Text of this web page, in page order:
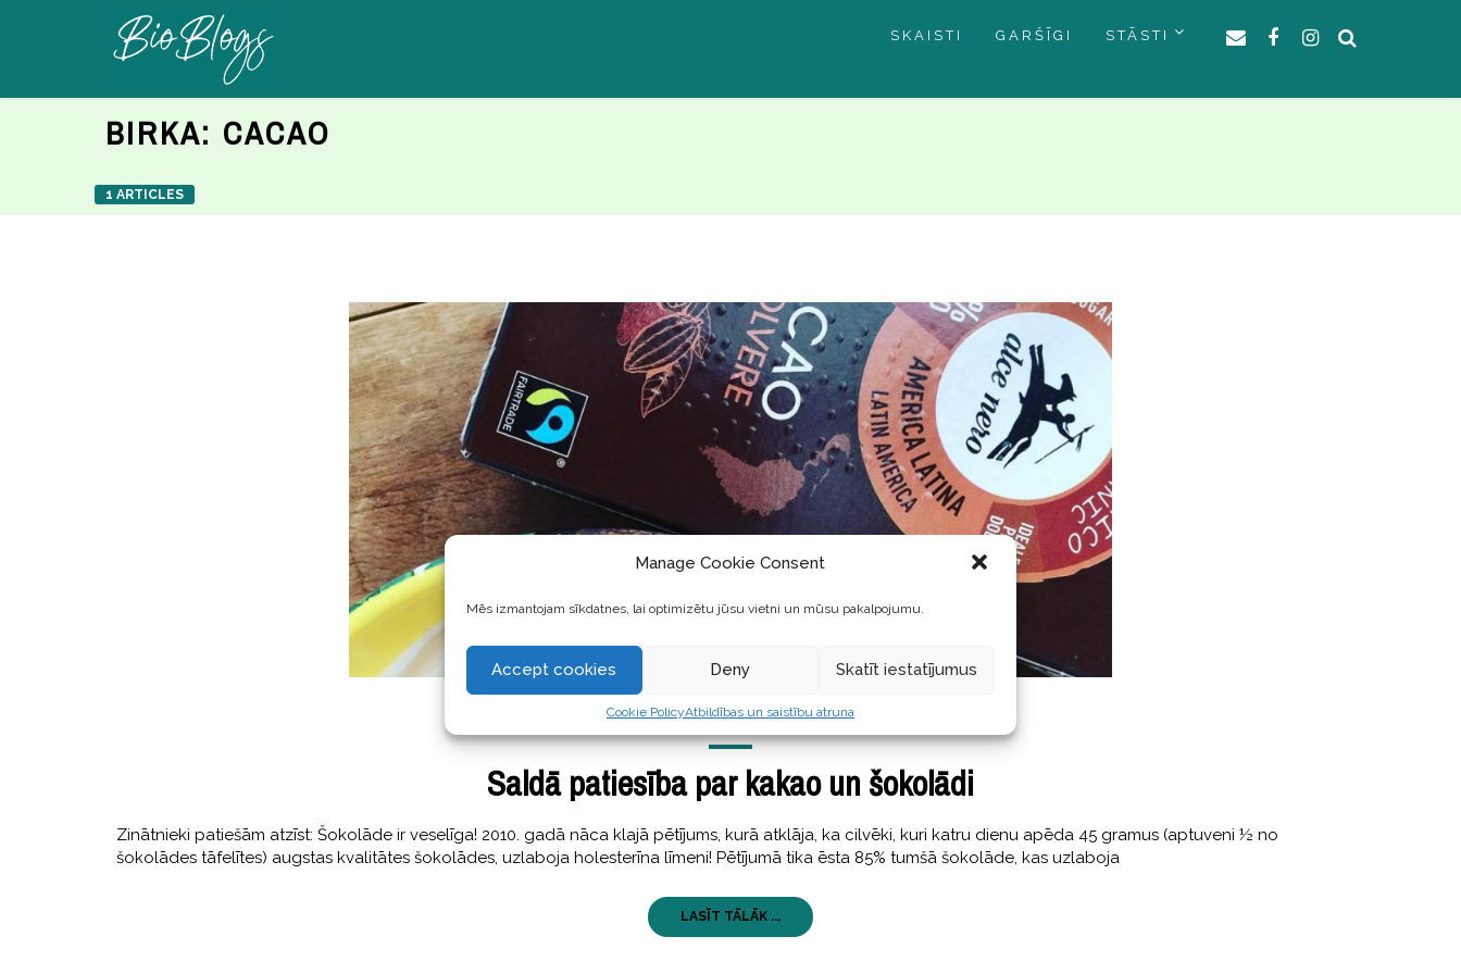
Manage Cookie Consent
Mēs izmantojam sīkdatnes, lai optimizētu jūsu vietni un mūsu pakalpojumu.
Accept cookies Deny Skatīt iestatījumus
Cookie PolicyAtbildības un saistību atruna
SKAISTI GARŠĪGI STĀSTI
BIRKA: CACAO
1 ARTICLES
GARŠĪGI,STĀSTI
Saldā patiesība par kakao un šokolādi
Zinātnieki patiešām atzīst: Šokolāde ir veselīga! 2010. gadā nāca klajā pētījums, kurā atklāja, ka cilvēki, kuri katru dienu apēda 45 gramus (aptuveni ½ no
šokolādes tāfelītes) augstas kvalitātes šokolādes, uzlaboja holesterīna līmeni! Pētījumā tika ēsta 85% tumšā šokolāde, kas uzlaboja
LASĪT TĀLĀK ...